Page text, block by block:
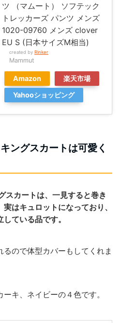
ツ （マムート） ソフテック
トレッカーズ パンツ メンズ
1020-09760 メンズ clover
EU S (日本サイズM相当)
created by Rinker
Mammut
Amazon
楽天市場
Yahooショッピング
ングスカートは可愛く
スカートは、一見すると巻き
はキュロットになっており、
ている品です。
ので体型カバーもしてくれま
キ、ネイビーの４色です。